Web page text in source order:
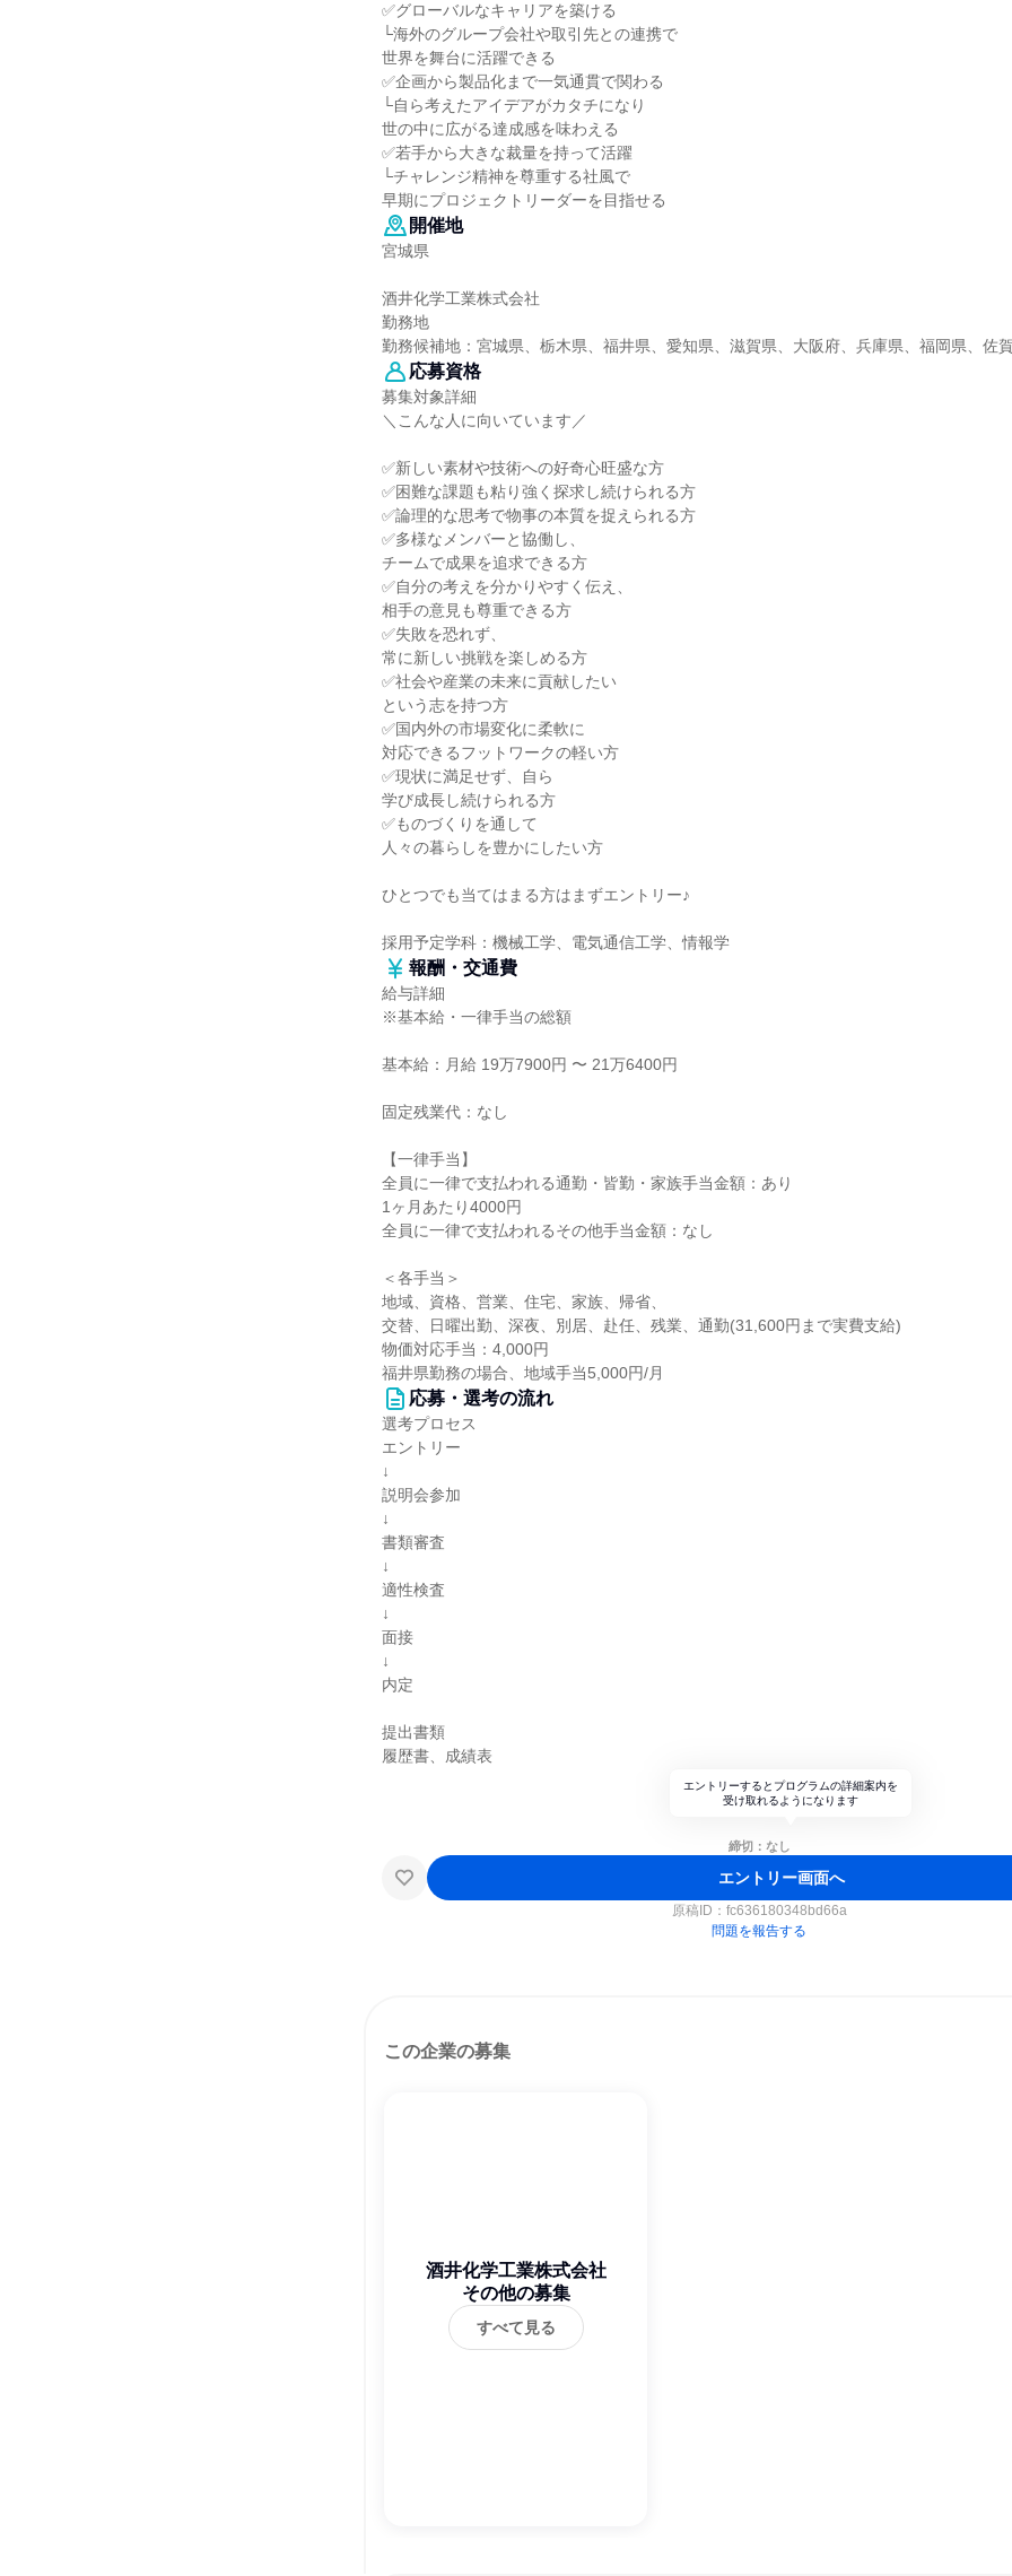
✅グローバルなキャリアを築ける
└海外のグループ会社や取引先との連携で
世界を舞台に活躍できる
✅企画から製品化まで一気通貫で関わる
└自ら考えたアイデアがカタチになり
世の中に広がる達成感を味わえる
✅若手から大きな裁量を持って活躍
└チャレンジ精神を尊重する社風で
早期にプロジェクトリーダーを目指せる
開催地
宮城県
酒井化学工業株式会社
勤務地
勤務候補地：宮城県、栃木県、福井県、愛知県、滋賀県、大阪府、兵庫県、福岡県、佐
応募資格
募集対象詳細
＼こんな人に向いています／
✅新しい素材や技術への好奇心旺盛な方
✅困難な課題も粘り強く探求し続けられる方
✅論理的な思考で物事の本質を捉えられる方
✅多様なメンバーと協働し、
チームで成果を追求できる方
✅自分の考えを分かりやすく伝え、
相手の意見も尊重できる方
✅失敗を恐れず、
常に新しい挑戦を楽しめる方
✅社会や産業の未来に貢献したい
という志を持つ方
✅国内外の市場変化に柔軟に
対応できるフットワークの軽い方
✅現状に満足せず、自ら
学び成長し続けられる方
✅ものづくりを通して
人々の暮らしを豊かにしたい方
ひとつでも当てはまる方はまずエントリー♪
採用予定学科：機械工学、電気通信工学、情報学
報酬・交通費
給与詳細
※基本給・一律手当の総額
基本給：月給 19万7900円 〜 21万6400円
固定残業代：なし
【一律手当】
全員に一律で支払われる通勤・皆勤・家族手当金額：あり
1ヶ月あたり4000円
全員に一律で支払われるその他手当金額：なし
＜各手当＞
地域、資格、営業、住宅、家族、帰省、
交替、日曜出勤、深夜、別居、赴任、残業、通勤(31,600円まで実費支給)
物価対応手当：4,000円
福井県勤務の場合、地域手当5,000円/月
応募・選考の流れ
選考プロセス
エントリー
↓
説明会参加
↓
書類審査
↓
適性検査
↓
面接
↓
内定
提出書類
履歴書、成績表
エントリーするとプログラムの詳細案内を
受け取れるようになります
締切：なし
エントリー画面へ
原稿ID： fc636180348bd66a
問題を報告する
この企業の募集
酒井化学工業株式会社
その他の募集
すべて見る